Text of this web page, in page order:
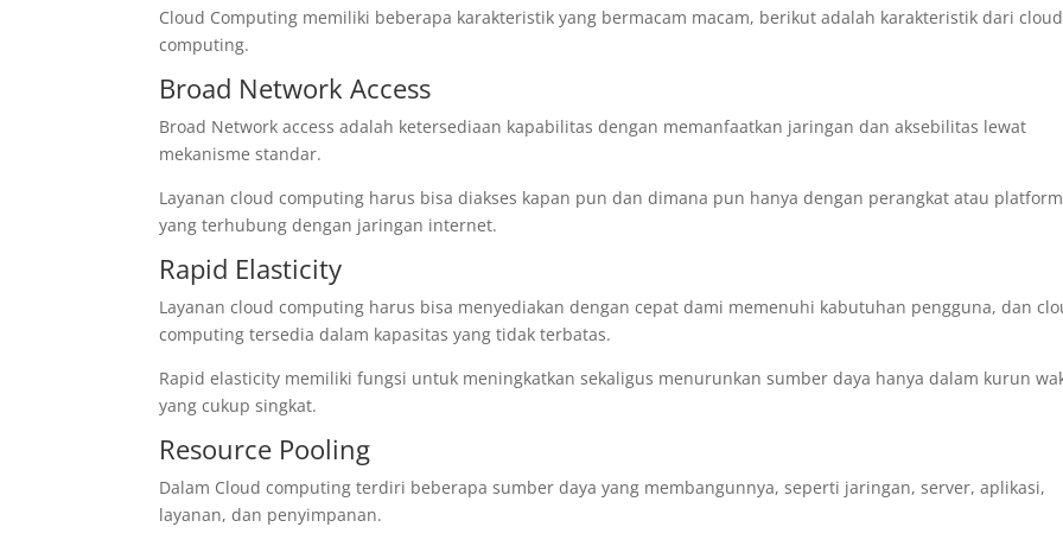
Cloud Computing memiliki beberapa karakteristik yang bermacam macam, berikut adalah karakteristik dari cloud
computing.
Broad Network Access
Broad Network access adalah ketersediaan kapabilitas dengan memanfaatkan jaringan dan aksebilitas lewat
mekanisme standar.
Layanan cloud computing harus bisa diakses kapan pun dan dimana pun hanya dengan perangkat atau platform
yang terhubung dengan jaringan internet.
Rapid Elasticity
Layanan cloud computing harus bisa menyediakan dengan cepat dami memenuhi kabutuhan pengguna, dan
computing tersedia dalam kapasitas yang tidak terbatas.
Rapid elasticity memiliki fungsi untuk meningkatkan sekaligus menurunkan sumber daya hanya dalam kurun
yang cukup singkat.
Resource Pooling
Dalam Cloud computing terdiri beberapa sumber daya yang membangunnya, seperti jaringan, server, aplikasi,
layanan, dan penyimpanan.